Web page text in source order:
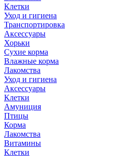
Клетки
Уход и гигиена
Транспортировка
Аксессуары
Хорьки
Сухие корма
Влажные корма
Лакомства
Уход и гигиена
Аксессуары
Клетки
Амуниция
Птицы
Корма
Лакомства
Витамины
Клетки